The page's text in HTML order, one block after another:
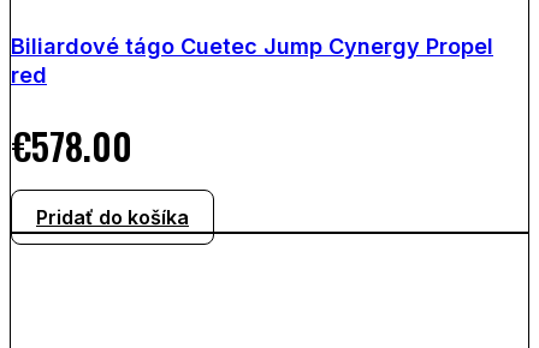
Biliardové tágo Cuetec Jump Cynergy Propel
red
€578.00
Pridať do košíka